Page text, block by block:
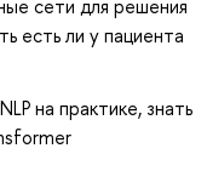
сети для решения
есть ли у пациента
на практике, знать